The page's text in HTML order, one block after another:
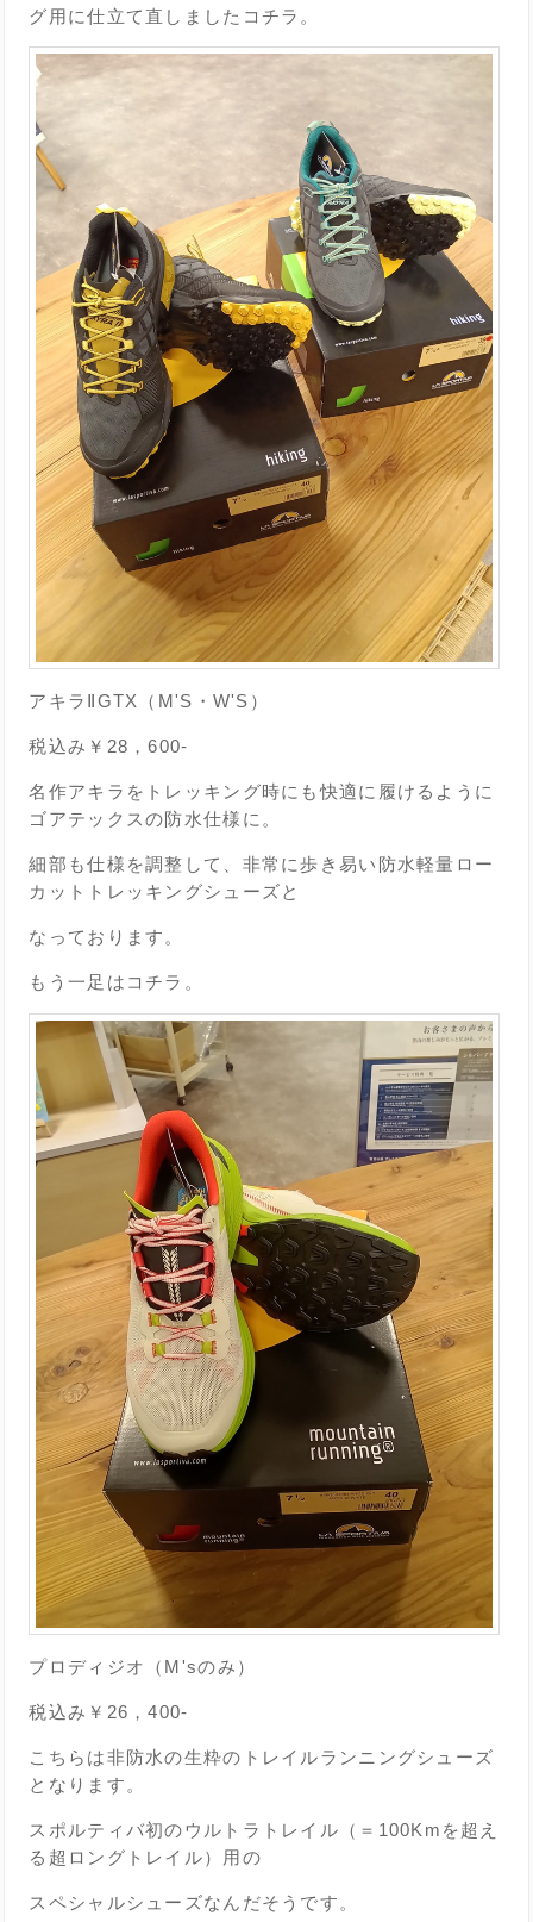
グ用に仕立て直しましたコチラ。
アキラⅡGTX（M'S・W'S）
税込み￥28，600-
名作アキラをトレッキング時にも快適に履けるように
ゴアテックスの防水仕様に。
細部も仕様を調整して、非常に歩き易い防水軽量ロー
カットトレッキングシューズと
なっております。
もう一足はコチラ。
プロディジオ（M'sのみ）
税込み￥26，400-
こちらは非防水の生粋のトレイルランニングシューズ
となります。
スポルティバ初のウルトラトレイル（＝100Kmを超え
る超ロングトレイル）用の
スペシャルシューズなんだそうです。